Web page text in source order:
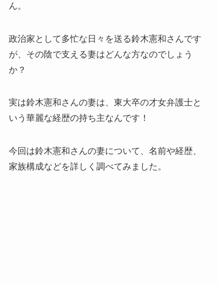
ん。
政治家として多忙な日々を送る鈴木憲和さんです
が、その陰で支える妻はどんな方なのでしょう
か？
実は鈴木憲和さんの妻は、東大卒の才女弁護士と
いう華麗な経歴の持ち主なんです！
今回は鈴木憲和さんの妻について、名前や経歴、
家族構成などを詳しく調べてみました。